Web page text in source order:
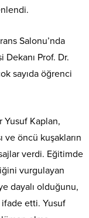
Salonu’nda
Prof. Dr.
sayıda öğrenci
Yusuf Kaplan,
ve öncü kuşakların
verdi. Eğitimde
vurgulayan
dayalı olduğunu,
ifade etti. Yusuf